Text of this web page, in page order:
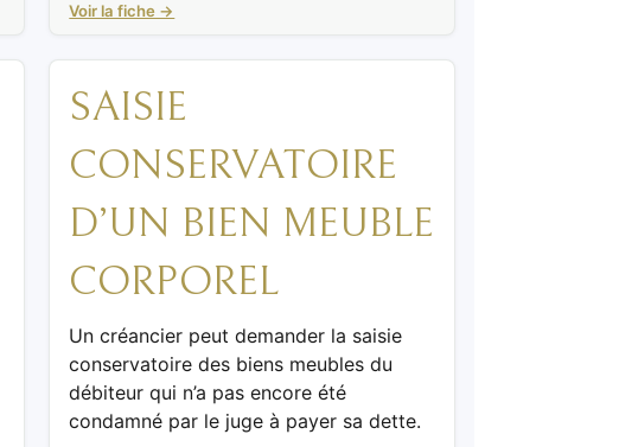
Voir la fiche →
SAISIE
CONSERVATOIRE
D’UN BIEN MEUBLE
CORPOREL
Un créancier peut demander la saisie
conservatoire des biens meubles du
débiteur qui n’a pas encore été
condamné par le juge à payer sa dette.